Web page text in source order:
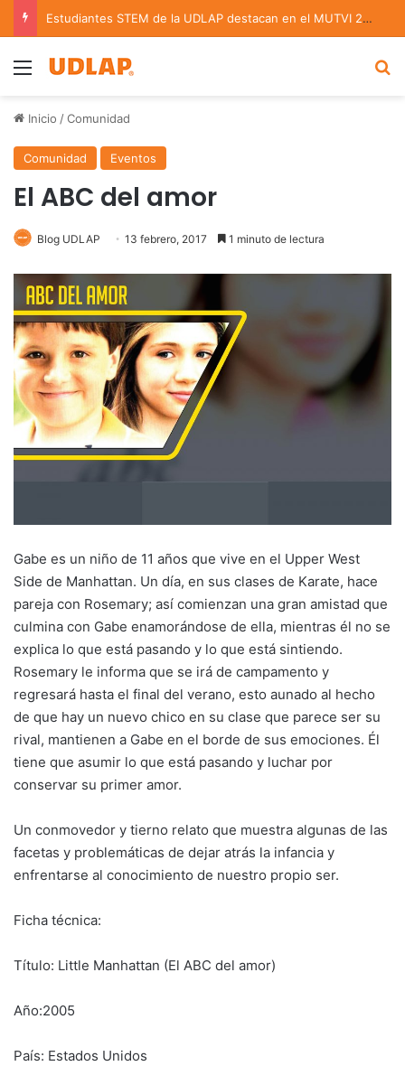
Estudiantes STEM de la UDLAP destacan en el MUTVI 2026
Menu
Inicio /Comunidad
Comunidad Eventos
El ABC del amor
Blog UDLAP 13 febrero, 2017 1 minuto de lectura
Gabe es un niño de 11 años que vive en el Upper West
Side de Manhattan. Un día, en sus clases de Karate, hace
pareja con Rosemary; así comienzan una gran amistad que
culmina con Gabe enamorándose de ella, mientras él no se
explica lo que está pasando y lo que está sintiendo.
Rosemary le informa que se irá de campamento y
regresará hasta el final del verano, esto aunado al hecho
de que hay un nuevo chico en su clase que parece ser su
rival, mantienen a Gabe en el borde de sus emociones. Él
tiene que asumir lo que está pasando y luchar por
conservar su primer amor.
Un conmovedor y tierno relato que muestra algunas de las
facetas y problemáticas de dejar atrás la infancia y
enfrentarse al conocimiento de nuestro propio ser.
Ficha técnica:
Título: Little Manhattan (El ABC del amor)
Año:2005
País: Estados Unidos